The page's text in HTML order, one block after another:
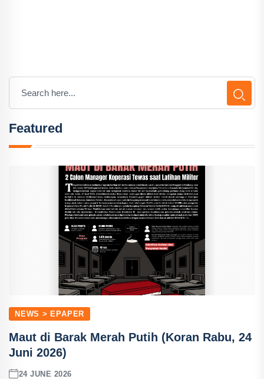
Featured
NEWS > EPAPER
Maut di Barak Merah Putih (Koran Rabu, 24
Juni 2026)
24 JUNE 2026